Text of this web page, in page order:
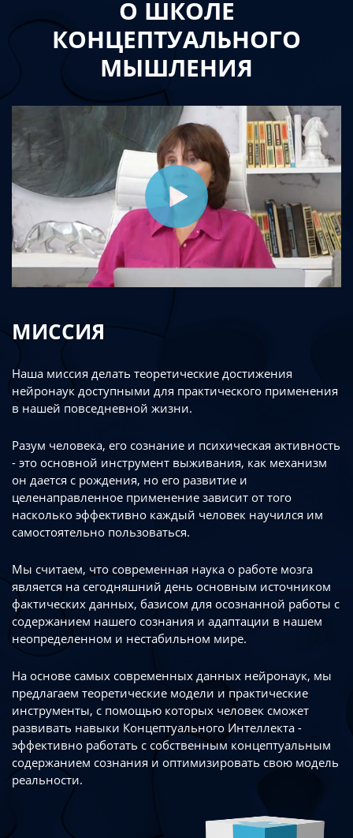
О ШКОЛЕ
КОНЦЕПТУАЛЬНОГО
МЫШЛЕНИЯ
МИССИЯ
Наша миссия делать теоретические достижения
нейронаук доступными для практического применения
в нашей повседневной жизни.
Разум человека, его сознание и психическая активность
- это основной инструмент выживания, как механизм
он дается с рождения, но его развитие и
целенаправленное применение зависит от того
насколько эффективно каждый человек научился им
самостоятельно пользоваться.
Мы считаем, что современная наука о работе мозга
является на сегодняшний день основным источником
фактических данных, базисом для осознанной работы с
содержанием нашего сознания и адаптации в нашем
неопределенном и нестабильном мире.
На основе самых современных данных нейронаук, мы
предлагаем теоретические модели и практические
инструменты, с помощью которых человек сможет
развивать навыки Концептуального Интеллекта -
эффективно работать с собственным концептуальным
содержанием сознания и оптимизировать свою модель
реальности.